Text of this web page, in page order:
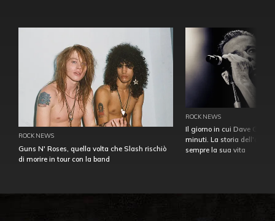
ROCK NEWS
Guns N' Roses, quella volta che Slash rischiò
di morire in tour con la band
ROCK NEWS
Il giorno in cui Dave
minuti. La storia
sempre la sua vita